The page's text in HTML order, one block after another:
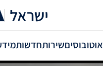
ישראל
אוטובוסיםשירותחדשות